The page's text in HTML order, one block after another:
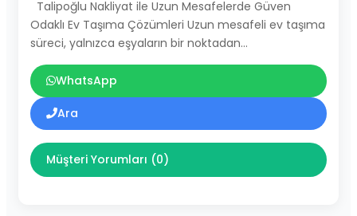
Talipoğlu Nakliyat ile Uzun Mesafelerde Güven
Odaklı Ev Taşıma Çözümleri Uzun mesafeli ev taşıma
süreci, yalnızca eşyaların bir noktadan…
WhatsApp
Ara
Müşteri Yorumları (0)